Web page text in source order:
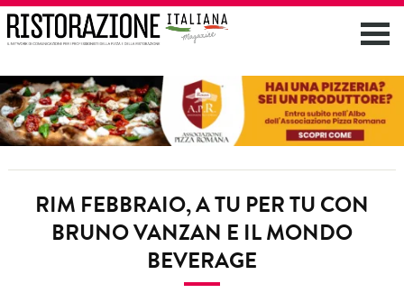
RIM FEBBRAIO, A TU PER TU CON
BRUNO VANZAN E IL MONDO
BEVERAGE